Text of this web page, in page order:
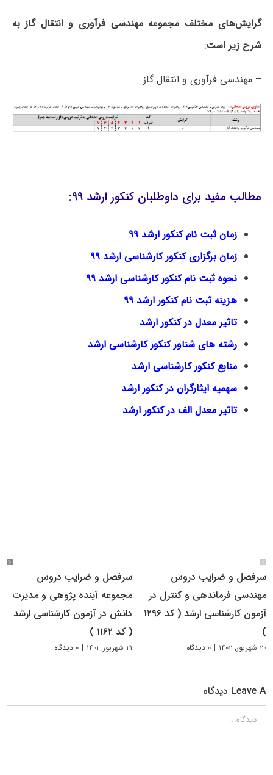
گرایش‌های مختلف مجموعه مهندسی فرآوری و انتقال گاز به
شرح زیر است:
– مهندسی فرآوری و انتقال گاز
مطالب مفید برای داوطلبان کنکور ارشد ۹۹:
زمان ثبت نام کنکور ارشد ۹۹
زمان برگزاری کنکور کارشناسی ارشد ۹۹
نحوه ثبت نام کنکور کارشناسی ارشد ۹۹
هزینه ثبت نام کنکور ارشد ۹۹
تاثیر معدل در کنکور ارشد
رشته های شناور کنکور کارشناسی ارشد
منابع کنکور کارشناسی ارشد
سهمیه ایثارگران در کنکور ارشد
تاثیر معدل الف در کنکور ارشد
سرفصل و ضرایب دروس
مهندسی فرماندهی و کنترل در
آزمون کارشناسی ارشد ( کد ۱۲۹۶
)
۲۰ شهریور, ۱۴۰۲ | ۰ دیدگاه
سرفصل و ضرایب دروس
مجموعه آینده پژوهی و مدیرت
دانش در آزمون کارشناسی ارشد
( کد ۱۱۶۲ )
۲۱ شهریور, ۱۴۰۱ | ۰ دیدگاه
Leave A دیدگاه
دیدگاه